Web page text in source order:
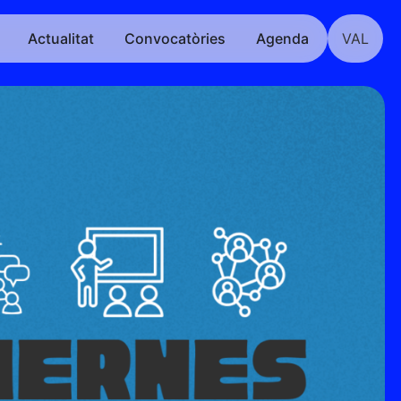
Actualitat Convocatòries Agenda VAL